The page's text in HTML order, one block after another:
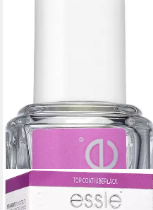
ESSIE
Überlack SPEED SETTER